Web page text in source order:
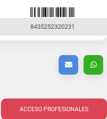
8435252320231
ACCESO PROFESIONALES